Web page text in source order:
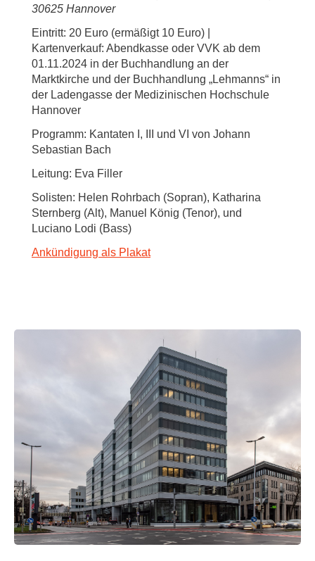
30625 Hannover
Eintritt: 20 Euro (ermäßigt 10 Euro) |
Kartenverkauf: Abendkasse oder VVK ab dem
01.11.2024 in der Buchhandlung an der
Marktkirche und der Buchhandlung „Lehmanns“ in
der Ladengasse der Medizinischen Hochschule
Hannover
Programm: Kantaten I, III und VI von Johann
Sebastian Bach
Leitung: Eva Filler
Solisten: Helen Rohrbach (Sopran), Katharina
Sternberg (Alt), Manuel König (Tenor), und
Luciano Lodi (Bass)
Ankündigung als Plakat